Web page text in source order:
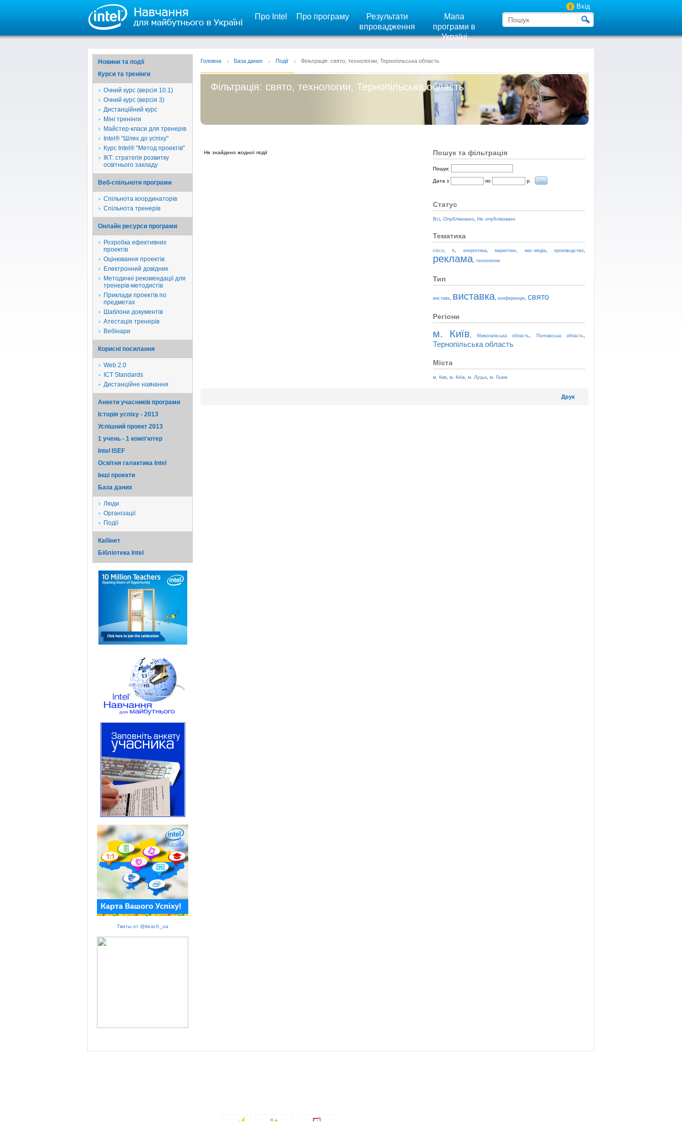
Вхід
Про Intel Про програму
Результати
впровадження
Мапа
програми в
Україні
Новини та події
Курси та тренінги
Очний курс (версія 10.1)
Очний курс (версія 3)
Дистанційний курс
Міні тренінги
Майстер-класи для тренерів
Intel® "Шлях до успіху"
Курс Intel® "Метод проектів"
ІКТ: стратегія розвитку
освітнього закладу
Веб-спільноти програми
Спільнота координаторів
Спільнота тренерів
Онлайн ресурси програми
Розробка ефективних
проектів
Оцінювання проектів
Електронний довідник
Методичні рекомендації для
тренерів-методистів
Приклади проектів по
предметах
Шаблони документів
Атестація тренерів
Вебінари
Корисні посилання
Web 2.0
ICT Standards
Дистанційне навчання
Анкети учасників програми
Історія успіху - 2013
Успішний проект 2013
1 учень - 1 комп'ютер
Intel ISEF
Освітня галактика Intel
Iншi проекти
База даних
Люди
Організації
Події
Кабінет
Бібліотека Intel
Твиты от @iteach_ua
Головна База даних Події Фільтрація: свято, технологии, Тернопільська область
Фільтрація: свято, технологии, Тернопільська область
Не знайдено жодної події Пошук та фільтрація
Пошук:
Дата з по р.
Статус
Всі Опубліковані Не опубліковані
Тематика
cisco ,it енергетика,маркетинг мас-медіа,производство
реклама технологии
Тип
виставк виставка конференція свято
Регіони
м. Київ Миколаївська область Полтавська область
Тернопільська область
Міста
м. Кив м. Київ м. Луцьк м. Львів
Друк